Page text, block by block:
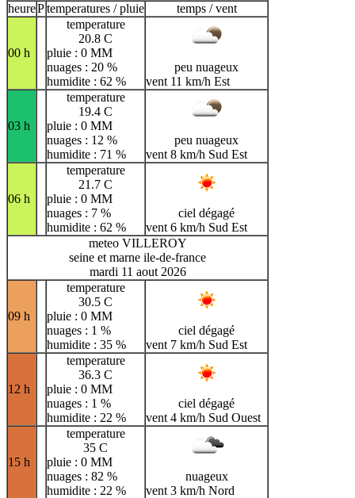
heurePtemperatures / pluie temps / vent
00 h
temperature
20.8 C
pluie : 0 MM
nuages : 20 %
humidite : 62 %
peu nuageux
vent 11 km/h Est
03 h
temperature
19.4 C
pluie : 0 MM
nuages : 12 %
humidite : 71 %
peu nuageux
vent 8 km/h Sud Est
06 h
temperature
21.7 C
pluie : 0 MM
nuages : 7 %
humidite : 62 %
ciel dégagé
vent 6 km/h Sud Est
meteo VILLEROY
seine et marne ile-de-france
mardi 11 aout 2026
09 h
temperature
30.5 C
pluie : 0 MM
nuages : 1 %
humidite : 35 %
ciel dégagé
vent 7 km/h Sud Est
12 h
temperature
36.3 C
pluie : 0 MM
nuages : 1 %
humidite : 22 %
ciel dégagé
vent 4 km/h Sud Ouest
15 h
temperature
35 C
pluie : 0 MM
nuages : 82 %
humidite : 22 %
nuageux
vent 3 km/h Nord